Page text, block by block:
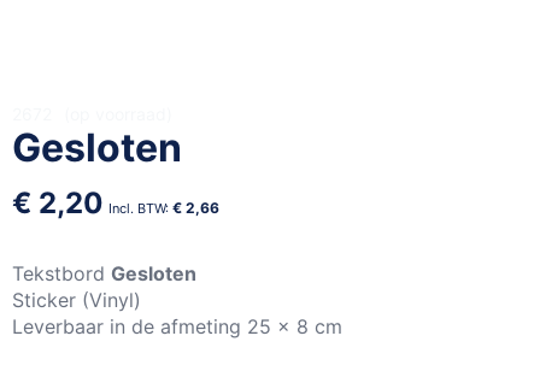
Gesloten
€ 2,20 € 2,66
Tekstbord Gesloten
Sticker (Vinyl)
Leverbaar in de afmeting 25 x 8 cm
naar
het
begin
van
afbeeldingen-
gallerij